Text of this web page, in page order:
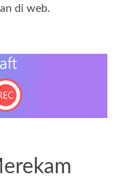
di web.